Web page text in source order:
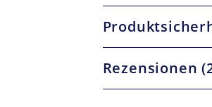
0
B
i
e
Rezensionen